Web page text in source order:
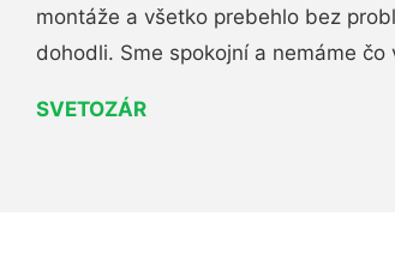
montáže a všetko prebehlo bez
dohodli. Sme spokojní a nemáme čo
SVETOZÁR